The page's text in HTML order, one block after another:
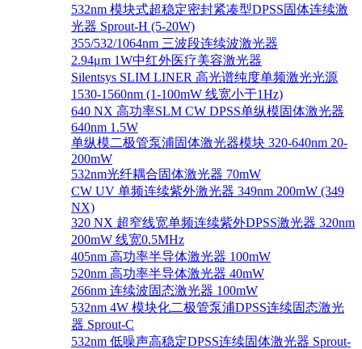
532nm 模块式超稳定密封紧凑型DPSS固体连续激
光器 Sprout-H (5-20W)
355/532/1064nm 三波段连续波激光器
2.94μm 1W中红外医疗美容激光器
Silentsys SLIM LINER 高光谱纯度单频激光光源
1530-1560nm (1-100mW 线宽小于1Hz)
640 NX 高功率SLM CW DPSS单纵模固体激光器
640nm 1.5W
单纵模二极管泵浦固体激光器模块 320-640nm 20-
200mW
532nm光纤耦合固体激光器 70mW
CW UV 单频连续紫外激光器 349nm 200mW (349
NX)
320 NX 超窄线宽单频连续紫外DPSS激光器 320nm
200mW 线宽0.5MHz
405nm 高功率半导体激光器 100mW
520nm 高功率半导体激光器 40mW
266nm 连续波固态激光器 100mW
532nm 4W 模块化二极管泵浦DPSS连续固态激光
器 Sprout-C
532nm 低噪声高稳定DPSS连续固体激光器 Sprout-